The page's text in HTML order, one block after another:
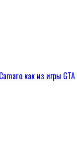
как из игры GTA